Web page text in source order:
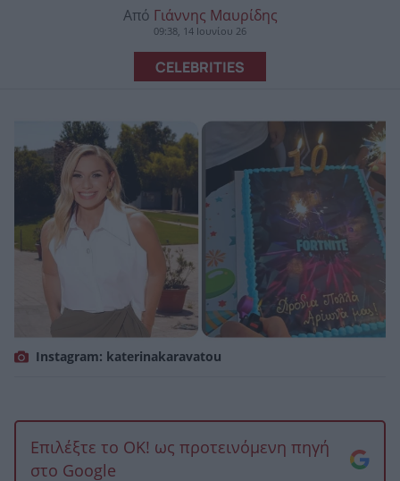
Από Γιάννης Μαυρίδης
09:38, 14 Ιουνίου 26
CELEBRITIES
Instagram: katerinakaravatou
Επιλέξτε το OK! ως προτεινόμενη πηγή
στο Google